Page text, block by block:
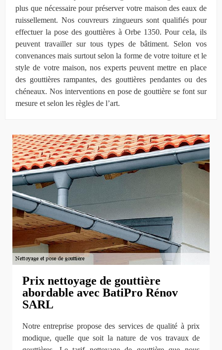
plus que nécessaire pour préserver votre maison des eaux de
ruissellement. Nos couvreurs zingueurs sont qualifiés pour
effectuer la pose des gouttières à Orbe 1350. Pour cela, ils
peuvent travailler sur tous types de bâtiment. Selon vos
convenances mais surtout selon la forme de votre toiture et le
style de votre maison, nos experts peuvent mettre en place
des gouttières rampantes, des gouttières pendantes ou des
chéneaux. Nos interventions en pose de gouttière se font sur
mesure et selon les règles de l’art.
Prix nettoyage de gouttière
abordable avec BatiPro Rénov
SARL
Notre entreprise propose des services de qualité à prix
modique, quelle que soit la nature de vos travaux de